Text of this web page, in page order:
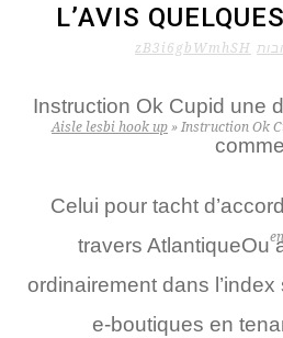
L’AVIS
Aisle lesbi hook up » Instruction Ok
zB3i6gbWmhSH
Instruction Ok Cupid une
Celui pour tacht
travers AtlantiqueOu
ordinairement dans
e-boutiques en